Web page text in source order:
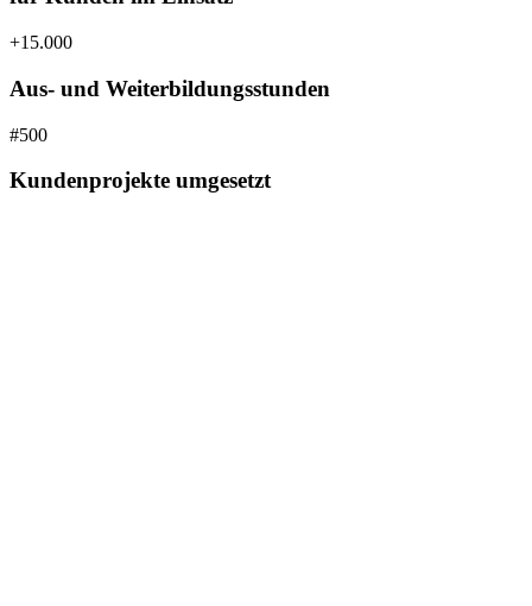
+15.000
Aus- und Weiterbildungsstunden
#500
Kundenprojekte umgesetzt